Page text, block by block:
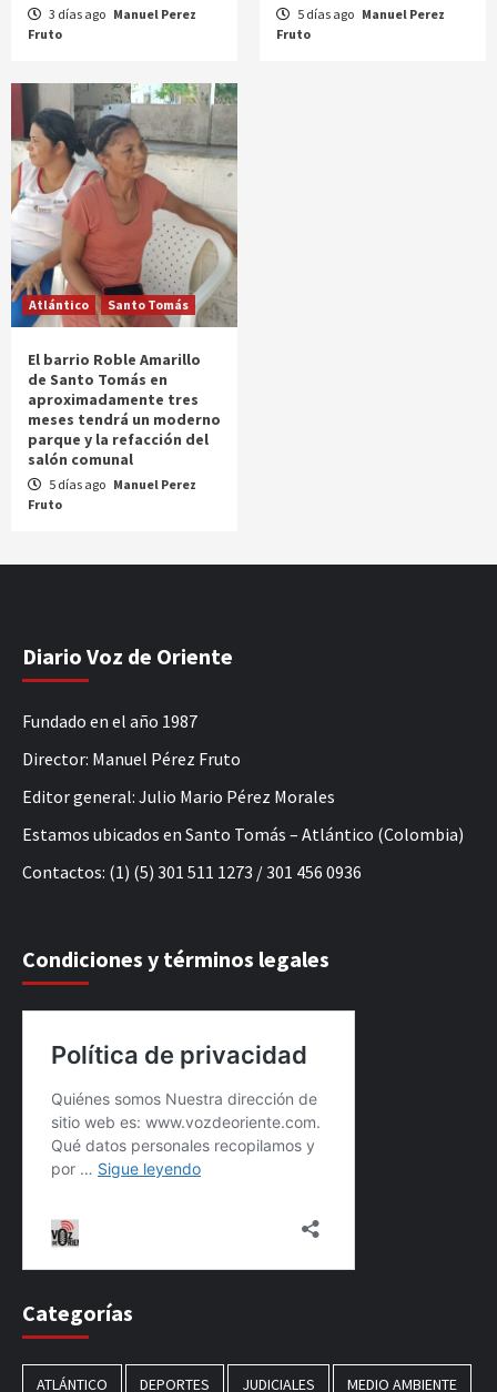
3 días ago Manuel Perez
Fruto
5 días ago Manuel Perez
Fruto
Atlántico Santo Tomás
El barrio Roble Amarillo
de Santo Tomás en
aproximadamente tres
meses tendrá un moderno
parque y la refacción del
salón comunal
5 días ago Manuel Perez
Fruto
Diario Voz de Oriente
Fundado en el año 1987
Director: Manuel Pérez Fruto
Editor general: Julio Mario Pérez Morales
Estamos ubicados en Santo Tomás – Atlántico (Colombia)
Contactos: (1) (5) 301 511 1273 / 301 456 0936
Condiciones y términos legales
Categorías
ATLÁNTICO DEPORTES JUDICIALES MEDIO AMBIENTE